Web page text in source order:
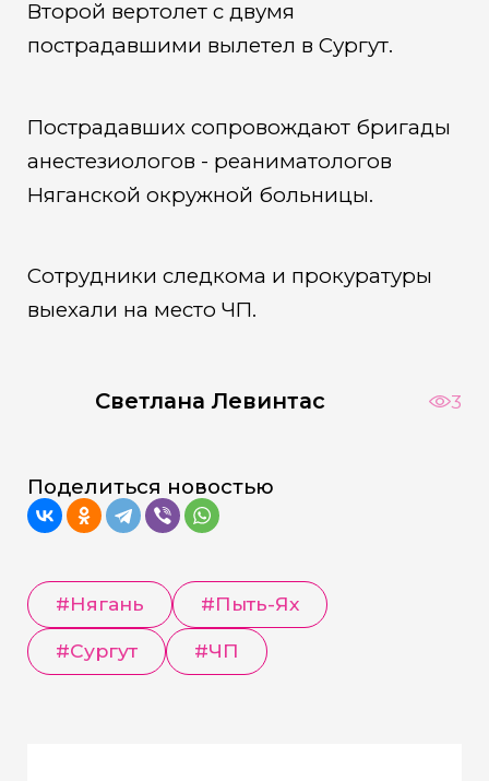
Второй вертолет с двумя
пострадавшими вылетел в Сургут.
Пострадавших сопровождают бригады
анестезиологов - реаниматологов
Няганской окружной больницы.
Сотрудники следкома и прокуратуры
выехали на место ЧП.
Светлана Левинтас 3
Поделиться новостью
#Нягань #Пыть-Ях
#Сургут #ЧП